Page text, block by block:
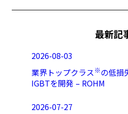
最新記
2026-08-03
業界トップクラス ※の低損
IGBTを開発 – ROHM
2026-07-27